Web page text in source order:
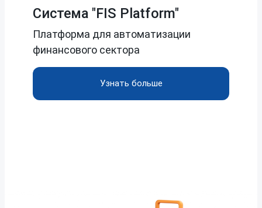
Система "FIS Platform"
Платформа для автоматизации
финансового сектора
Узнать больше